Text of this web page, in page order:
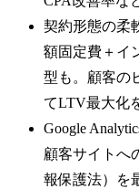
契約形態の柔
額固定費＋イ
型も。顧客の
てLTV最大化
Google
顧客サイトへ
報保護法）を